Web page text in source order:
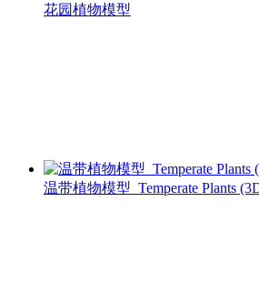
花园植物模型
温带植物模型_Temperate Plants